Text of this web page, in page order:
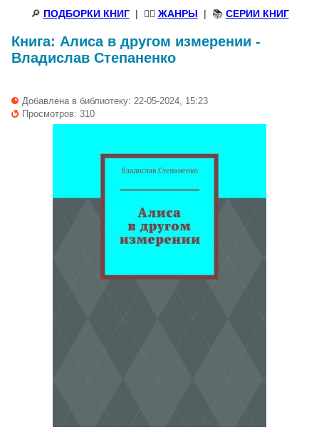
🔎 ПОДБОРКИ КНИГ| 🧝‍♀️ ЖАНРЫ | 📚 СЕРИИ КНИГ
Книга: Алиса в другом измерении -
Владислав Степаненко
Добавлена в библиотеку: 22-05-2024, 15:23
Просмотров: 310